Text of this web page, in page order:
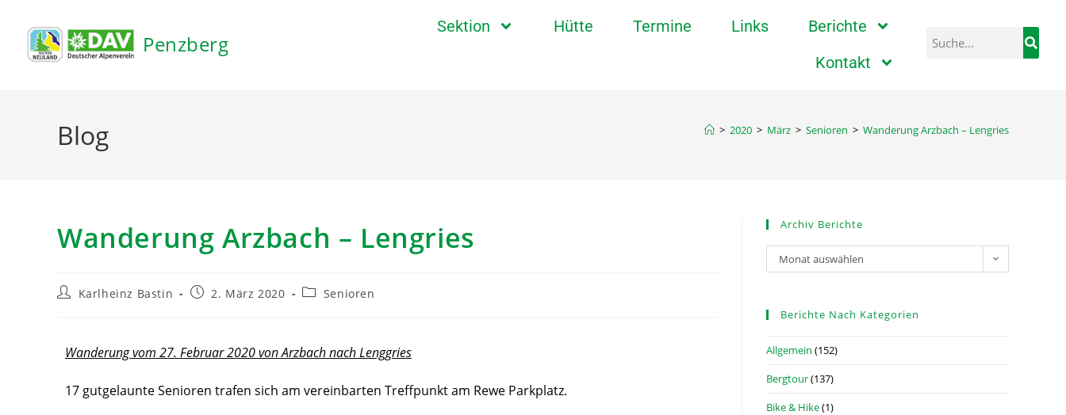
Penzberg
Sektion Hütte Termine Links
Berichte
Kontakt
Blog > 2020 > März > Senioren > Wanderung Arzbach – Lengries
Wanderung Arzbach – Lengries
Karlheinz Bastin 2. März 2020 Senioren
Wanderung vom 27. Februar 2020 von Arzbach nach Lenggries
17 gutgelaunte Senioren trafen sich am vereinbarten Treffpunkt am Rewe Parkplatz.
Archiv Berichte
Monat auswählen
Berichte Nach Kategorien
Allgemein (152)
Bergtour(137)
Bike & Hike(1)